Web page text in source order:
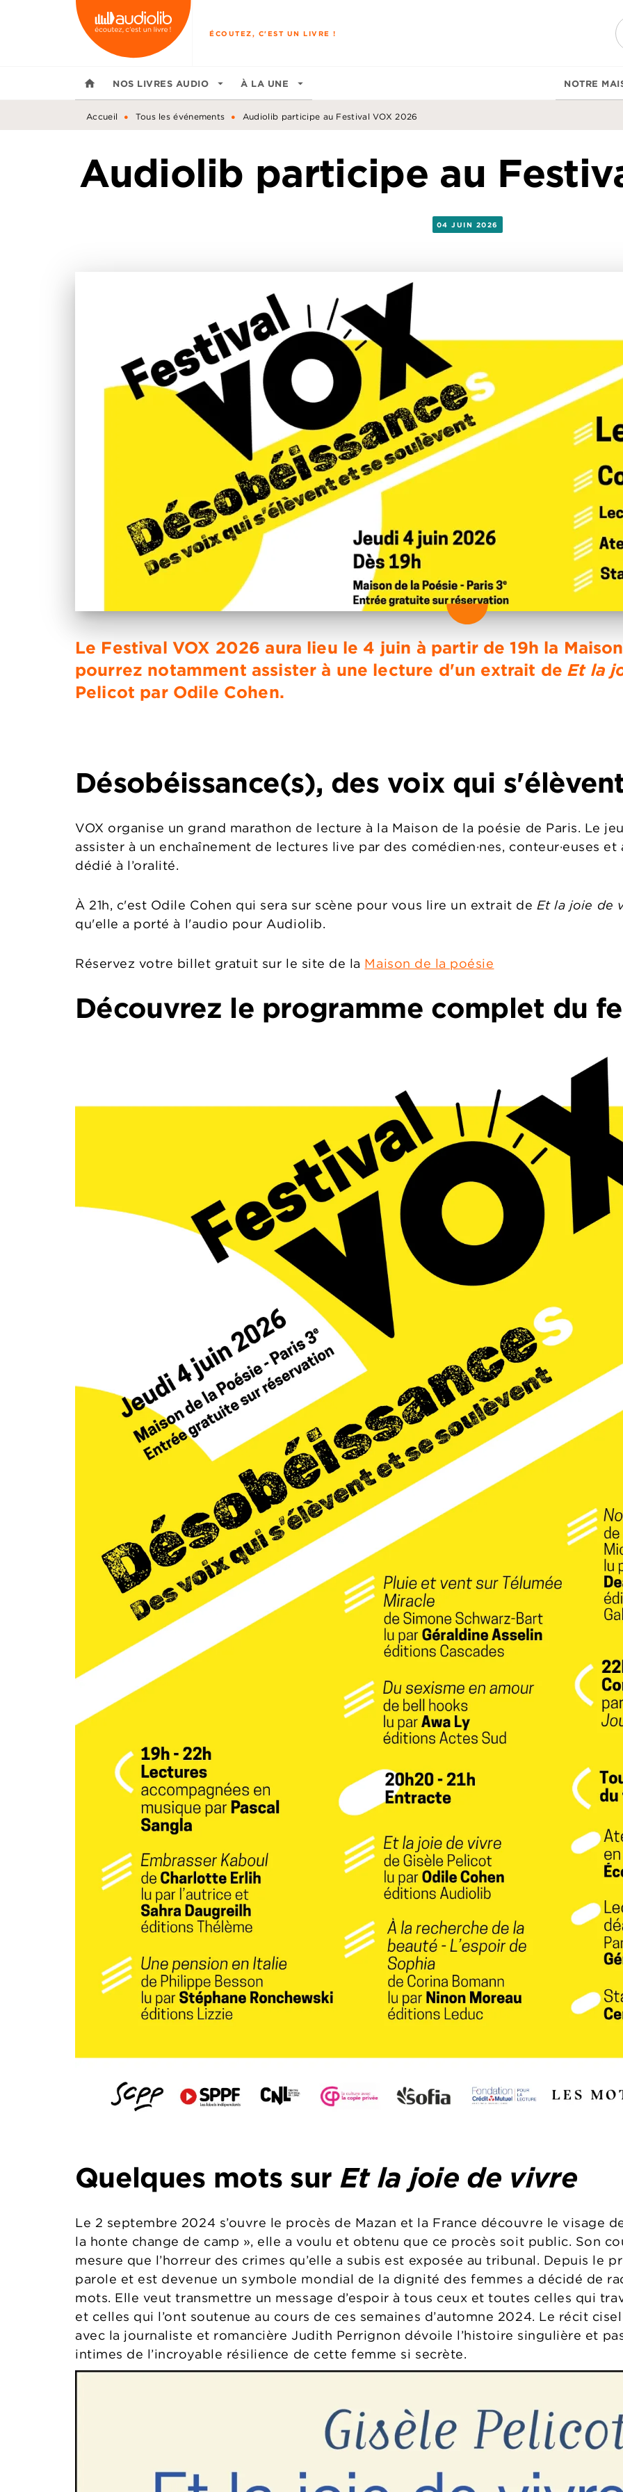
MENU RECHERCHE
ÉCOUTEZ, C'EST UN LIVRE !
home NOS LIVRES AUDIO arrow_drop_down À LA UNE arrow_drop_down NOTRE
Accueil • Tous les événements • Audiolib participe au Festival VOX 2026
Audiolib participe au
04 JUIN 2026
Le Festival VOX 2026 aura lieu le 4 juin à partir de 19h la
pourrez notamment assister à une lecture d'un extrait deEt la
Pelicot par Odile Cohen.
Désobéissance(s), des voix qui
VOX organise un grand marathon de lecture à la Maison de la poésie de Paris. Le
assister à un enchaînement de lectures live par des comédien·nes, conteur·euses
dédié à l’oralité.
À 21h, c'est Odile Cohen qui sera sur scène pour vous lire un extrait de Et la joie de
qu'elle a porté à l'audio pour Audiolib.
Réservez votre billet gratuit sur le site de la Maison de la poésie
Découvrez le programme complet du
Quelques mots sur Et la joie de vivre
Le 2 septembre 2024 s’ouvre le procès de Mazan et la France découvre le visage
la honte change de camp », elle a voulu et obtenu que ce procès soit public. Son
mesure que l’horreur des crimes qu’elle a subis est exposée au tribunal. Depuis le
parole et est devenue un symbole mondial de la dignité des femmes a décidé de
mots. Elle veut transmettre un message d’espoir à tous ceux et toutes celles qui
et celles qui l’ont soutenue au cours de ces semaines d’automne 2024. Le récit
avec la journaliste et romancière Judith Perrignon dévoile l’histoire singulière et
intimes de l’incroyable résilience de cette femme si secrète.